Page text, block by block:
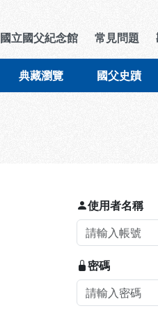
國立國父紀念館 常見問題
典藏瀏覽 國父史蹟
使用者名稱
密碼